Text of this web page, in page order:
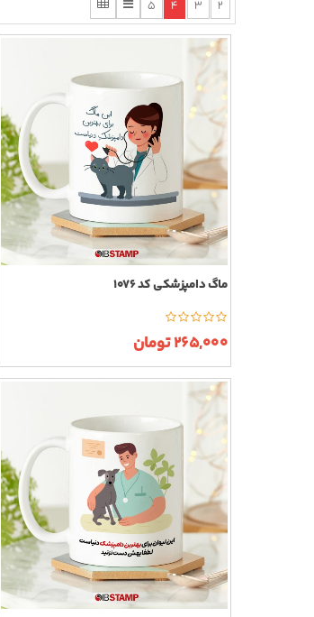
2
3
4
5
ماگ دامپزشکی کد 1076
265,000 تومان